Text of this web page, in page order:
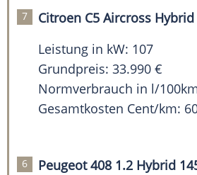
Citroen C5 Aircross Hybrid
Leistung in kW: 107
Grundpreis: 33.990 €
Normverbrauch in l/
Gesamtkosten Cent/km:
Peugeot 408 1.2 Hybrid